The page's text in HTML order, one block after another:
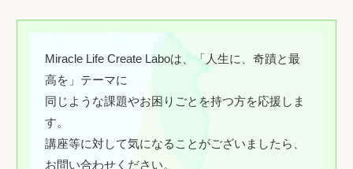
Miracle Life Create Laboは、「人生に、奇蹟と最
高を」テーマに
同じような課題やお困りごとを持つ方を応援しま
す。
講座等に対して気になることがございましたら、
お問い合わせください。